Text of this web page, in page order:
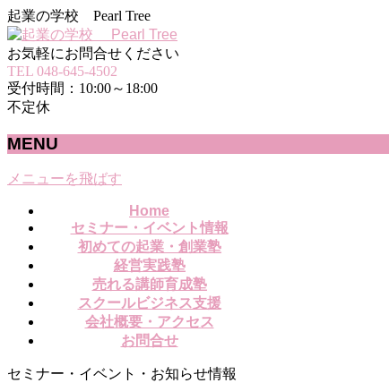
起業の学校 Pearl Tree
お気軽にお問合せください
TEL 048-645-4502
受付時間：10:00～18:00
不定休
MENU
メニューを飛ばす
Home
セミナー・イベント情報
初めての起業・創業塾
経営実践塾
売れる講師育成塾
スクールビジネス支援
会社概要・アクセス
お問合せ
セミナー・イベント・お知らせ情報